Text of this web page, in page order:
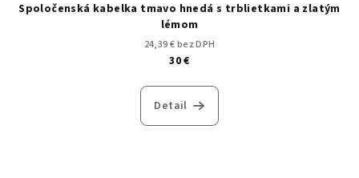
Spoločenská kabelka tmavo hnedá s trblietkami a zlatým
lémom
24,39 € bez DPH
30 €
Detail